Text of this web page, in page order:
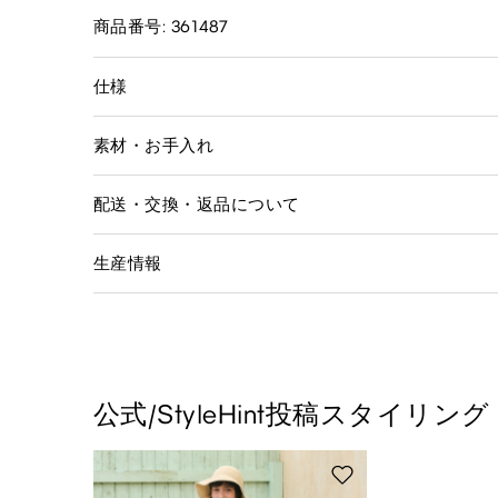
商品番号: 361487
仕様
素材・お手入れ
配送・交換・返品について
生産情報
公式/StyleHint投稿スタイリング